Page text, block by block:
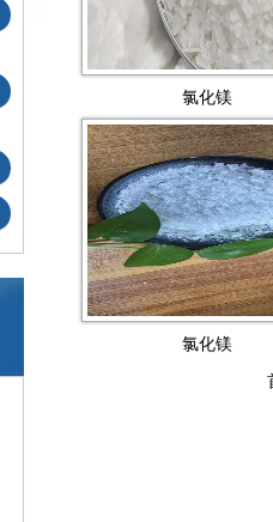
氯化镁
氯化镁